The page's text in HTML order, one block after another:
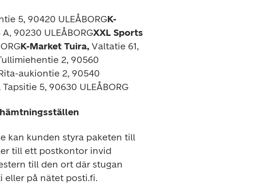
5, 90420 ULEÅBORGK-
90230 ULEÅBORGXXL Sports
K-Market Tuira, Valtatie 61,
2, 90560
aukiontie 2, 90540
Tapsitie 5, 90630 ULEÅBORG
kan kunden styra paketen till
till ett postkontor invid
till den ort där stugan
eller på nätet posti.fi.